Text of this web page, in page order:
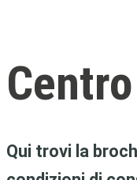
Qui trovi la